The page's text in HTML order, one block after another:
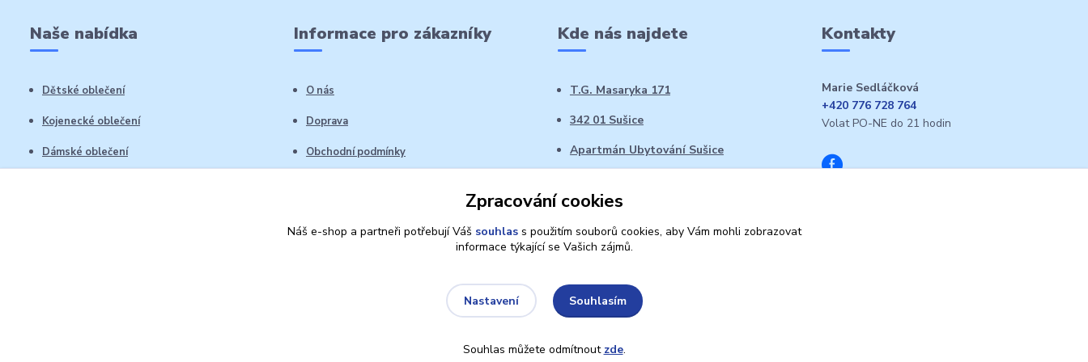
Naše nabídka
Dětské oblečení
Kojenecké oblečení
Dámské oblečení
Informace pro zákazníky
O nás
Doprava
Obchodní podmínky
Kde nás najdete
T.G. Masaryka 171
342 01 Sušice
Apartmán Ubytování Sušice
Kontakty
Marie Sedláčková
+420 776 728 764
Volat PO-NE do 21 hodin
Zpracování cookies
Náš e-shop a partneři potřebují Váš souhlass použitím souborů cookies, aby Vám mohli zobrazovat
informace týkající se Vašich zájmů.
Nastavení Souhlasím
Souhlas můžete odmítnout zde.